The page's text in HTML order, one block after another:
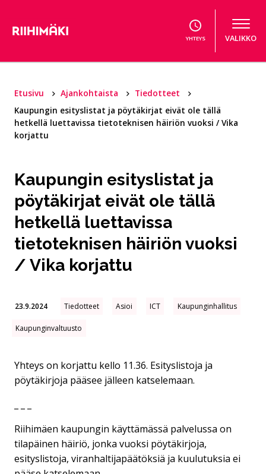
YHTEYS VALIKKO
Etusivu Ajankohtaista
Tiedotteet
Kaupungin esityslistat ja pöytäkirjat eivät ole tällä
hetkellä luettavissa tietoteknisen häiriön vuoksi / Vika
korjattu
Kaupungin esityslistat ja
pöytäkirjat eivät ole tällä
hetkellä luettavissa
tietoteknisen häiriön vuoksi
/ Vika korjattu
23.9.2024 Tiedotteet Asioi ICT Kaupunginhallitus
Kaupunginvaltuusto
Yhteys on korjattu kello 11.36. Esityslistoja ja
pöytäkirjoja pääsee jälleen katselemaan.
Riihimäen kaupungin käyttämässä palvelussa on
tilapäinen häiriö, jonka vuoksi pöytäkirjoja,
esityslistoja, viranhaltijapäätöksiä ja kuulutuksia ei